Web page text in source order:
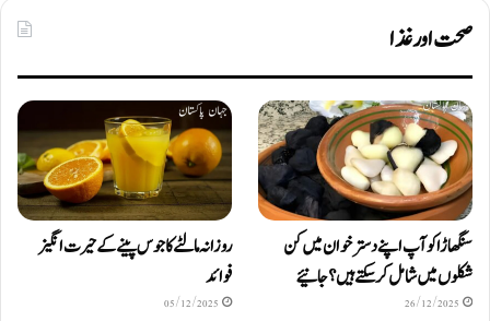
صحت اور غذا
سنگھاڑا کو آپ اپنے دستر خوان میں کن
شکلوں میں شامل کرسکتے ہیں ؟ جانیئے
26/12/2025
روزانہ مالٹے کا جوس پینے کے حیرت انگیز
فوائد
05/12/2025